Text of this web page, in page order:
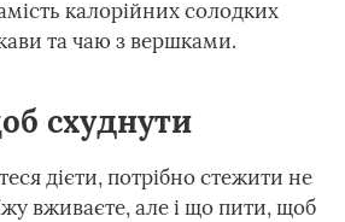
калорійних солодких
та чаю з вершками.
схуднути
дієти, потрібно стежити не
вживаєте, але і що пити, щоб